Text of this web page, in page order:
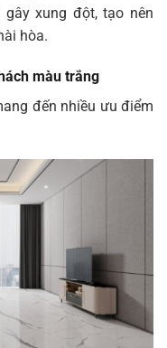
xung đột, tạo nên
hòa.
màu trắng
đến nhiều ưu điểm